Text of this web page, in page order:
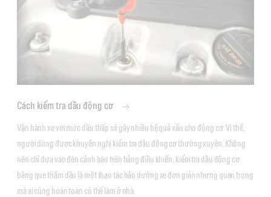
Cách kiểm tra dầu động cơ
Vận hành xe với mức dầu thấp sẽ gây nhiều hệ quả xấu cho động cơ. Vì thế,
người dùng được khuyến nghị kiểm tra dầu động cơ thường xuyên. Không
nên chỉ dựa vào đèn cảnh báo trên bảng điều khiển; kiểm tra dầu động cơ
bằng que thăm dầu là một thao tác bảo dưỡng xe đơn giản nhưng quan trọng
mà ai cũng hoàn toàn có thể làm ở nhà.